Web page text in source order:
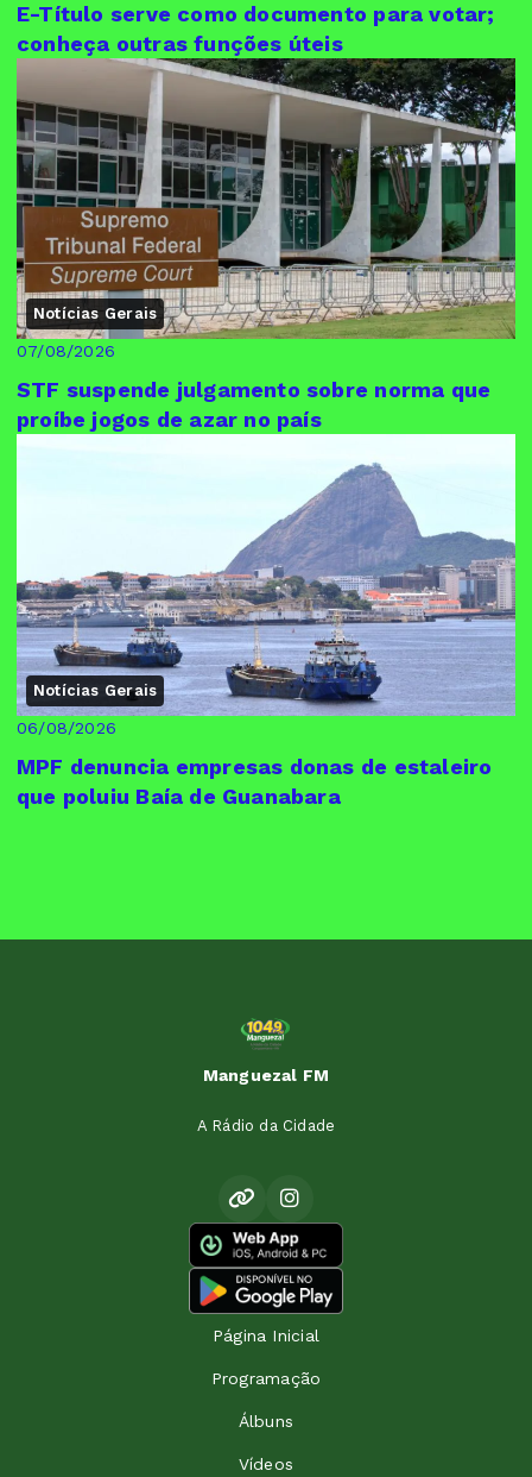
E-Título serve como documento para votar;
conheça outras funções úteis
Notícias Gerais
07/08/2026
STF suspende julgamento sobre norma que
proíbe jogos de azar no país
Notícias Gerais
06/08/2026
MPF denuncia empresas donas de estaleiro
que poluiu Baía de Guanabara
Manguezal FM
A Rádio da Cidade
Página Inicial
Programação
Álbuns
Vídeos